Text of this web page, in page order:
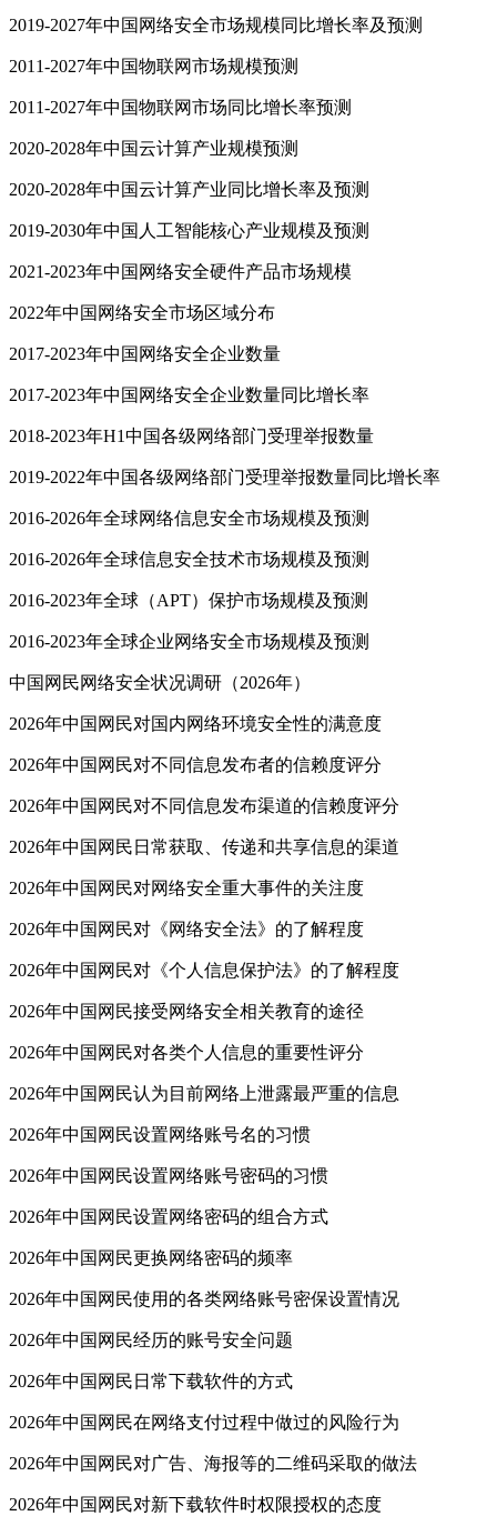
2019-2027年中国网络安全市场规模同比增长率及预测
2011-2027年中国物联网市场规模预测
2011-2027年中国物联网市场同比增长率预测
2020-2028年中国云计算产业规模预测
2020-2028年中国云计算产业同比增长率及预测
2019-2030年中国人工智能核心产业规模及预测
2021-2023年中国网络安全硬件产品市场规模
2022年中国网络安全市场区域分布
2017-2023年中国网络安全企业数量
2017-2023年中国网络安全企业数量同比增长率
2018-2023年H1中国各级网络部门受理举报数量
2019-2022年中国各级网络部门受理举报数量同比增长率
2016-2026年全球网络信息安全市场规模及预测
2016-2026年全球信息安全技术市场规模及预测
2016-2023年全球（APT）保护市场规模及预测
2016-2023年全球企业网络安全市场规模及预测
中国网民网络安全状况调研（2026年）
2026年中国网民对国内网络环境安全性的满意度
2026年中国网民对不同信息发布者的信赖度评分
2026年中国网民对不同信息发布渠道的信赖度评分
2026年中国网民日常获取、传递和共享信息的渠道
2026年中国网民对网络安全重大事件的关注度
2026年中国网民对《网络安全法》的了解程度
2026年中国网民对《个人信息保护法》的了解程度
2026年中国网民接受网络安全相关教育的途径
2026年中国网民对各类个人信息的重要性评分
2026年中国网民认为目前网络上泄露最严重的信息
2026年中国网民设置网络账号名的习惯
2026年中国网民设置网络账号密码的习惯
2026年中国网民设置网络密码的组合方式
2026年中国网民更换网络密码的频率
2026年中国网民使用的各类网络账号密保设置情况
2026年中国网民经历的账号安全问题
2026年中国网民日常下载软件的方式
2026年中国网民在网络支付过程中做过的风险行为
2026年中国网民对广告、海报等的二维码采取的做法
2026年中国网民对新下载软件时权限授权的态度